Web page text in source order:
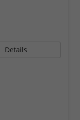
Details